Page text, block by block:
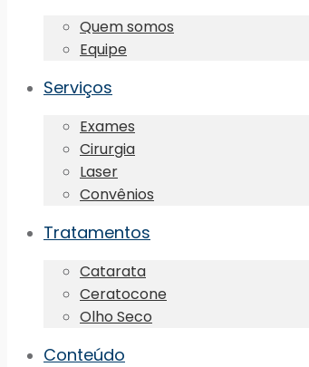
Quem somos
Equipe
Serviços
Exames
Cirurgia
Laser
Convênios
Tratamentos
Catarata
Ceratocone
Olho Seco
Conteúdo